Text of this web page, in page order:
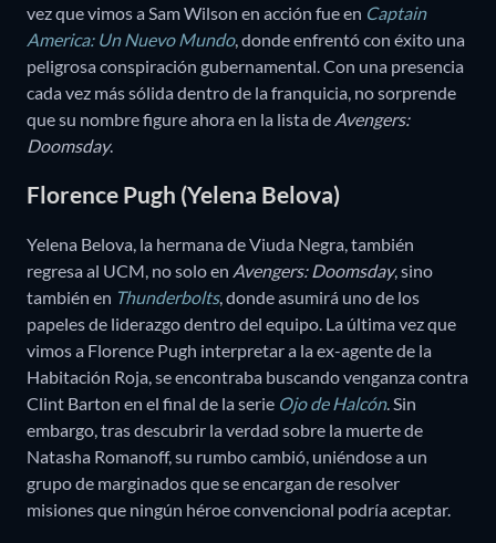
vez que vimos a Sam Wilson en acción fue en Captain
America: Un Nuevo Mundo, donde enfrentó con éxito una
peligrosa conspiración gubernamental. Con una presencia
cada vez más sólida dentro de la franquicia, no sorprende
que su nombre figure ahora en la lista de Avengers:
Doomsday.
Florence Pugh (Yelena Belova)
Yelena Belova, la hermana de Viuda Negra, también
regresa al UCM, no solo en Avengers: Doomsday, sino
también en Thunderbolts, donde asumirá uno de los
papeles de liderazgo dentro del equipo. La última vez que
vimos a Florence Pugh interpretar a la ex-agente de la
Habitación Roja, se encontraba buscando venganza contra
Clint Barton en el final de la serie Ojo de Halcón. Sin
embargo, tras descubrir la verdad sobre la muerte de
Natasha Romanoff, su rumbo cambió, uniéndose a un
grupo de marginados que se encargan de resolver
misiones que ningún héroe convencional podría aceptar.